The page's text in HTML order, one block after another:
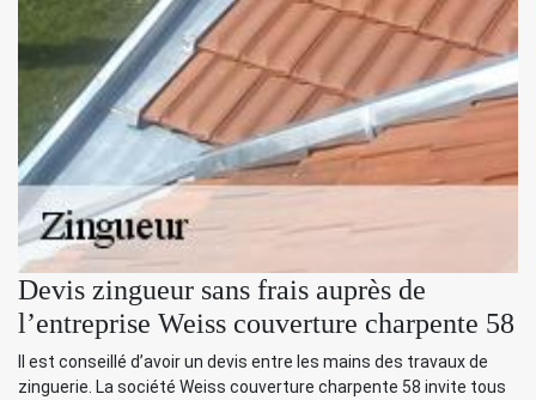
Devis zingueur sans frais auprès de
l’entreprise Weiss couverture charpente 58
Il est conseillé d’avoir un devis entre les mains des travaux de
zinguerie. La société Weiss couverture charpente 58 invite tous